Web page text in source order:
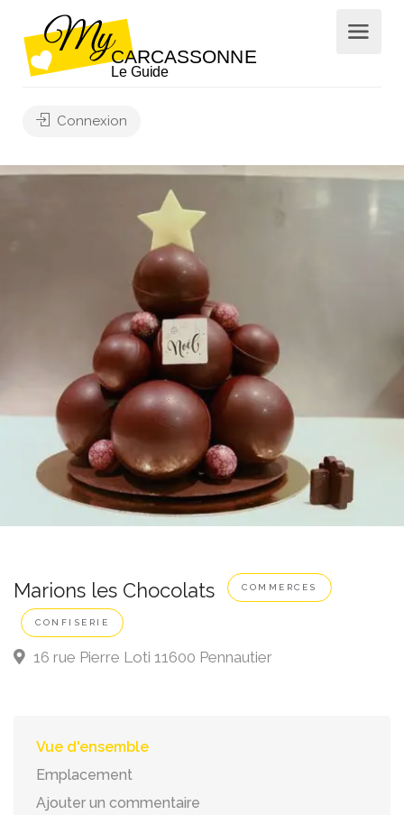
Connexion
Marions les Chocolats COMMERCES
CONFISERIE
16 rue Pierre Loti 11600 Pennautier
Vue d'ensemble
Emplacement
Ajouter un commentaire